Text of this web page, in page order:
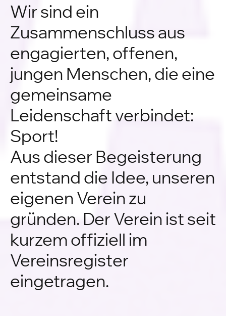
Wir sind ein
Zusammenschluss aus
engagierten, offenen,
jungen Menschen, die eine
gemeinsame
Leidenschaft verbindet:
Sport!
Aus dieser Begeisterung
entstand die Idee, unseren
eigenen Verein zu
gründen. Der Verein ist seit
kurzem offiziell im
Vereinsregister
eingetragen.